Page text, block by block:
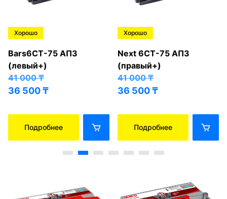
Хорошо
Bars6СТ-75 АПЗ
(левый+)
41 000₸
36 500₸
Подробнее
Хорошо
Next 6СТ-75 АПЗ
(правый+)
41 000₸
36 500₸
Подробнее